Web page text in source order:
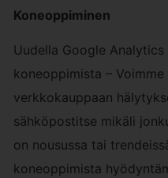
Koneoppiminen
Uudella Google
koneoppimista –
verkkokauppaan
sähköpostitse mikäli
on nousussa tai
koneoppimista